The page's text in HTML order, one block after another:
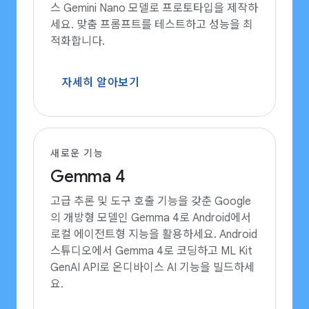
스 Gemini Nano 모델로 프로토타입을 제작하
세요. 맞춤 프롬프트를 테스트하고 성능을 최
적화합니다.
자세히 알아보기
새로운 기능
Gemma 4
고급 추론 및 도구 호출 기능을 갖춘 Google
의 개방형 모델인 Gemma 4로 Android에서
로컬 에이전트형 지능을 활용하세요. Android
스튜디오에서 Gemma 4로 코딩하고 ML Kit
GenAI API로 온디바이스 AI 기능을 빌드하세
요.